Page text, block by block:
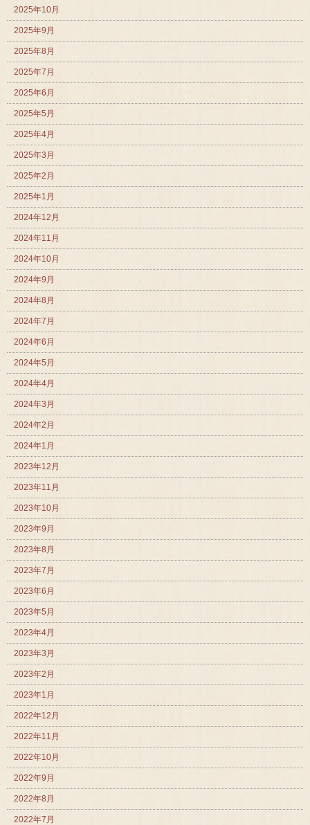
2025年10月
2025年9月
2025年8月
2025年7月
2025年6月
2025年5月
2025年4月
2025年3月
2025年2月
2025年1月
2024年12月
2024年11月
2024年10月
2024年9月
2024年8月
2024年7月
2024年6月
2024年5月
2024年4月
2024年3月
2024年2月
2024年1月
2023年12月
2023年11月
2023年10月
2023年9月
2023年8月
2023年7月
2023年6月
2023年5月
2023年4月
2023年3月
2023年2月
2023年1月
2022年12月
2022年11月
2022年10月
2022年9月
2022年8月
2022年7月